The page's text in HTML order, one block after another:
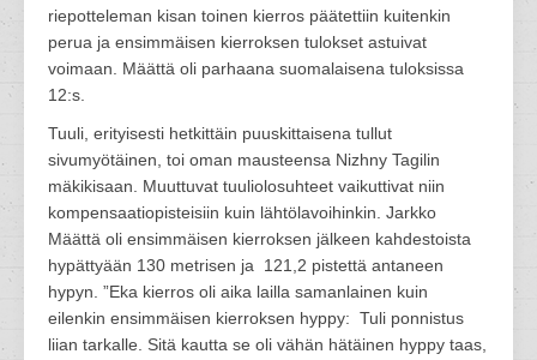
riepotteleman kisan toinen kierros päätettiin kuitenkin
perua ja ensimmäisen kierroksen tulokset astuivat
voimaan. Määttä oli parhaana suomalaisena tuloksissa
12:s.
Tuuli, erityisesti hetkittäin puuskittaisena tullut
sivumyötäinen, toi oman mausteensa Nizhny Tagilin
mäkikisaan. Muuttuvat tuuliolosuhteet vaikuttivat niin
kompensaatiopisteisiin kuin lähtölavoihinkin. Jarkko
Määttä oli ensimmäisen kierroksen jälkeen kahdestoista
hypättyään 130 metrisen ja 121,2 pistettä antaneen
hypyn. ”Eka kierros oli aika lailla samanlainen kuin
eilenkin ensimmäisen kierroksen hyppy: Tuli ponnistus
liian tarkalle. Sitä kautta se oli vähän hätäinen hyppy taas,